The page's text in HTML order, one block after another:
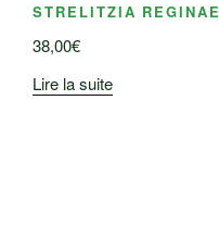
STRELITZIA REGINAE
38,00€
Lire la suite